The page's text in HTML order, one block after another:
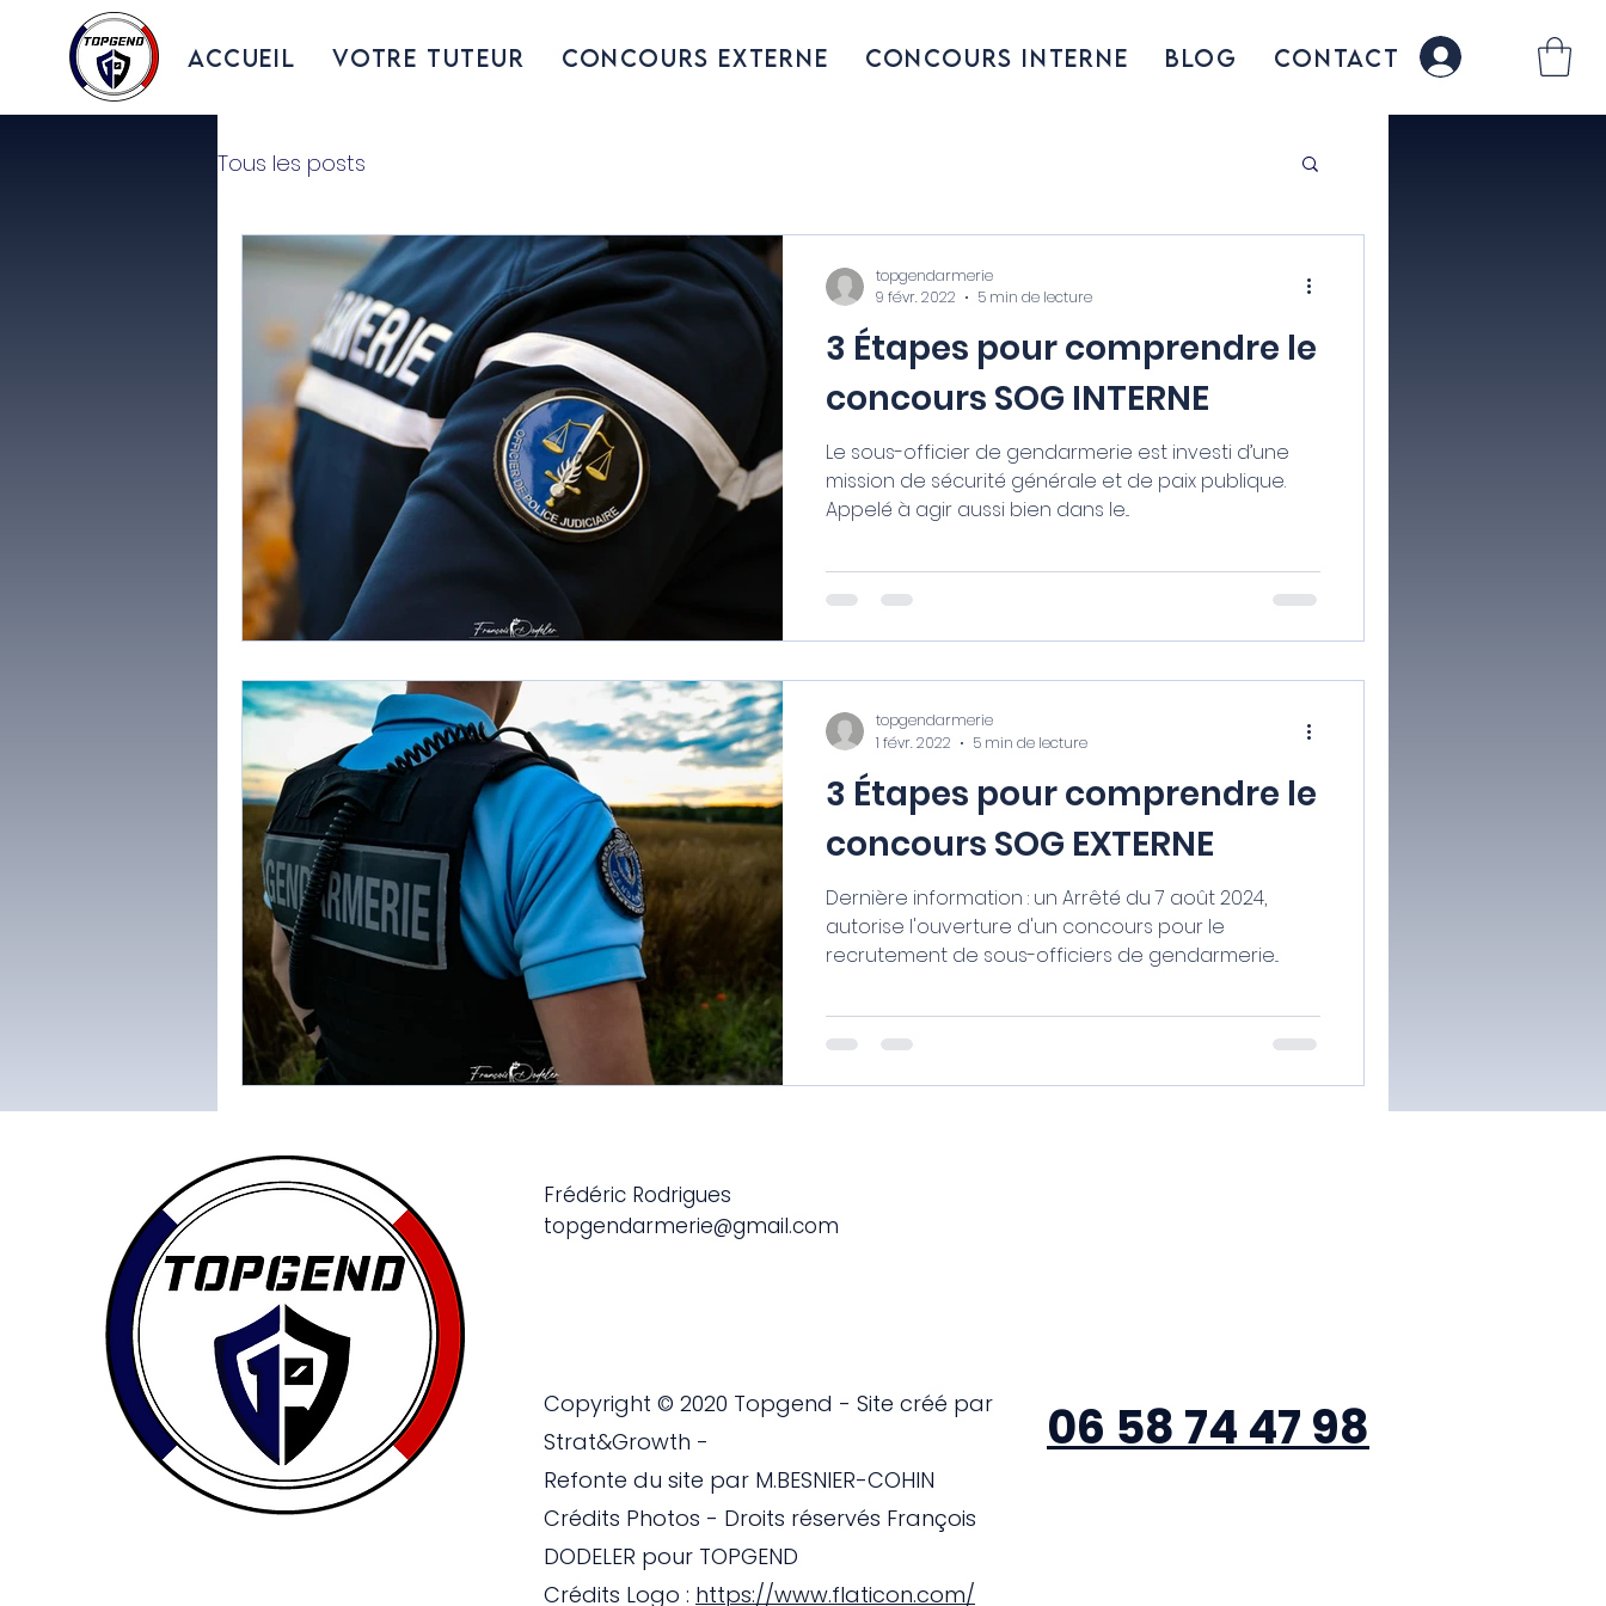
ACCUEIL VOTRE TUTEUR Concours externe Concours interne BLOG CONTACT connexion
Tous les posts
3 Étapes pour comprendre le
concours SOG INTERNE
Le sous-officier de gendarmerie est investi d’une
mission de sécurité générale et de paix publique.
Appelé à agir aussi bien dans le...
topgendarmerie
9 févr. 2022
5 min de lecture
3 Étapes pour comprendre le
concours SOG EXTERNE
Dernière information : un Arrêté du 7 août 2024,
autorise l'ouverture d'un concours pour le
recrutement de sous-officiers de gendarmerie...
topgendarmerie
1 févr. 2022
5 min de lecture
Frédéric Rodrigues
topgendarmerie@gmail.com
Copyright © 2020 Topgend - Site créé par
Strat&Growth -
Refonte du site par M.BESNIER-COHIN
Crédits Photos - Droits réservés François
DODELER pour TOPGEND
Crédits Logo : https://www.flaticon.com/
06 58 74 47 98